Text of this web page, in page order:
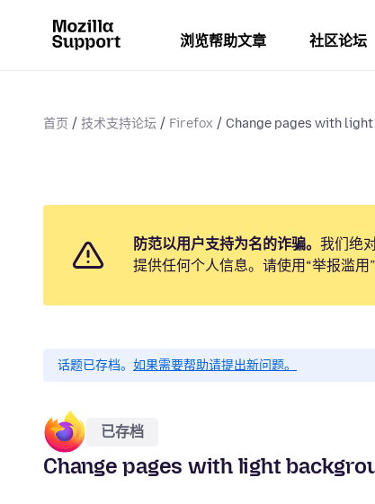
浏览帮助文章 社区论坛
首页 技术支持论坛 Firefox Change pages with
防范以用户支持为名的诈骗。 我们绝
提供任何个人信息。请使用“举报滥用
话题已存档。 如果需要帮助请提出新问题。
已存档
Change pages with light